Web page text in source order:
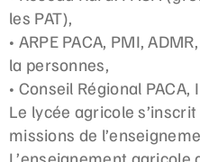
les PAT),
• ARPE PACA, PMI,
la personnes,
• Conseil Régional PACA,
Le lycée agricole
missions de
L’enseignement